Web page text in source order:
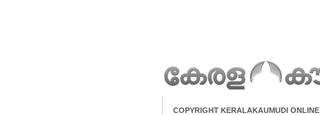
COPYRIGHT KERALAKAUMUDI ONLINE